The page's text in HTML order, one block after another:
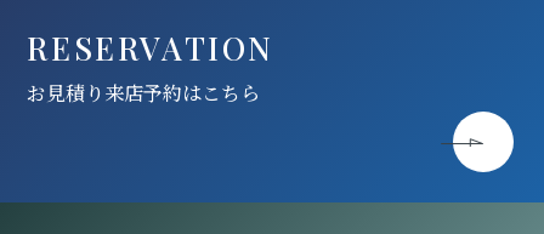
RESERVATION
お見積り来店予約はこちら